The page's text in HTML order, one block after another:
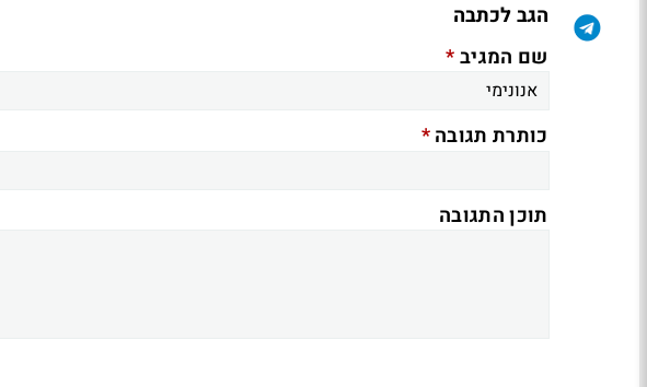
הגב לכתבה
שם המגיב*
כותרת תגובה*
תוכן התגובה